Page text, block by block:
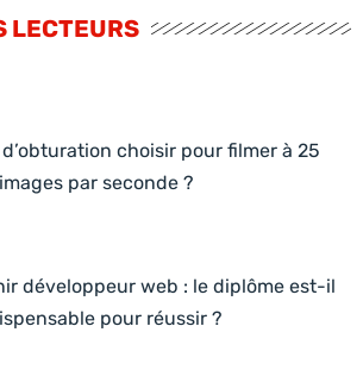
LECTEURS
choisir pour filmer à 25
images par seconde ?
développeur web : le diplôme est-il
pour réussir ?